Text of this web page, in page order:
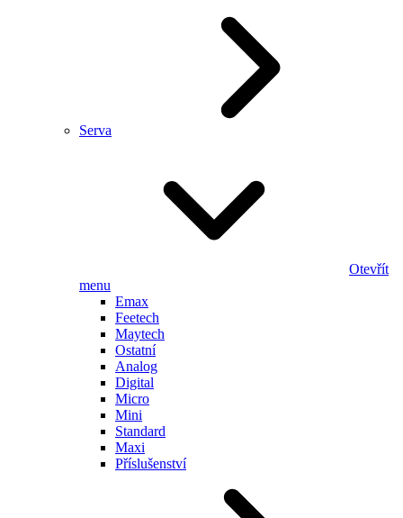
Serva
Otevřít
menu
Emax
Feetech
Maytech
Ostatní
Analog
Digital
Micro
Mini
Standard
Maxi
Příslušenství